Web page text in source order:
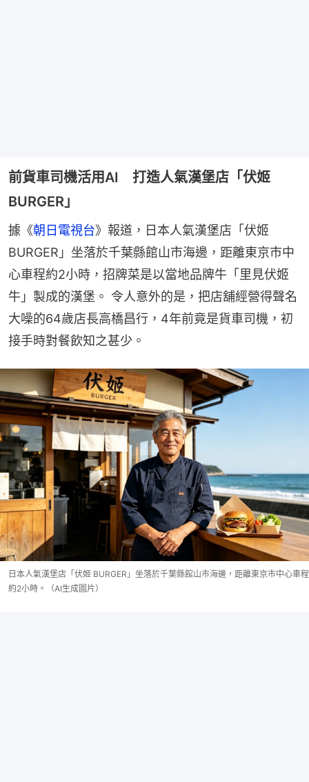
前貨車司機活用AI 打造人氣漢堡店「伏姬
BURGER」
據《朝日電視台》報道，日本人氣漢堡店「伏姬
BURGER」坐落於千葉縣館山市海邊，距離東京市中
心車程約2小時，招牌菜是以當地品牌牛「里見伏姬
牛」製成的漢堡。 令人意外的是，把店舖經營得聲名
大噪的64歲店長高橋昌行，4年前竟是貨車司機，初
接手時對餐飲知之甚少。
日本人氣漢堡店「伏姬 BURGER」坐落於千葉縣館山市海邊，距離東京市中心車程
約2小時。（AI生成圖片）